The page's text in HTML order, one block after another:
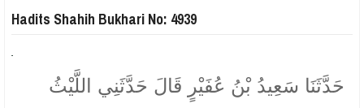
Hadits Shahih Bukhari No: 4939
حَدَّثَنَا سَعِيدُ بْنُ عُفَيْرٍ قَالَ حَدَّثَنِي اللَّيْثُ